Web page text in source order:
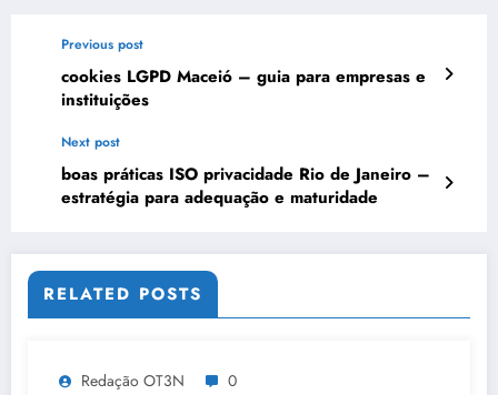
Previous post
cookies LGPD Maceió – guia para empresas e
instituições
Next post
boas práticas ISO privacidade Rio de Janeiro –
estratégia para adequação e maturidade
RELATED POSTS
Redação OT3N 0